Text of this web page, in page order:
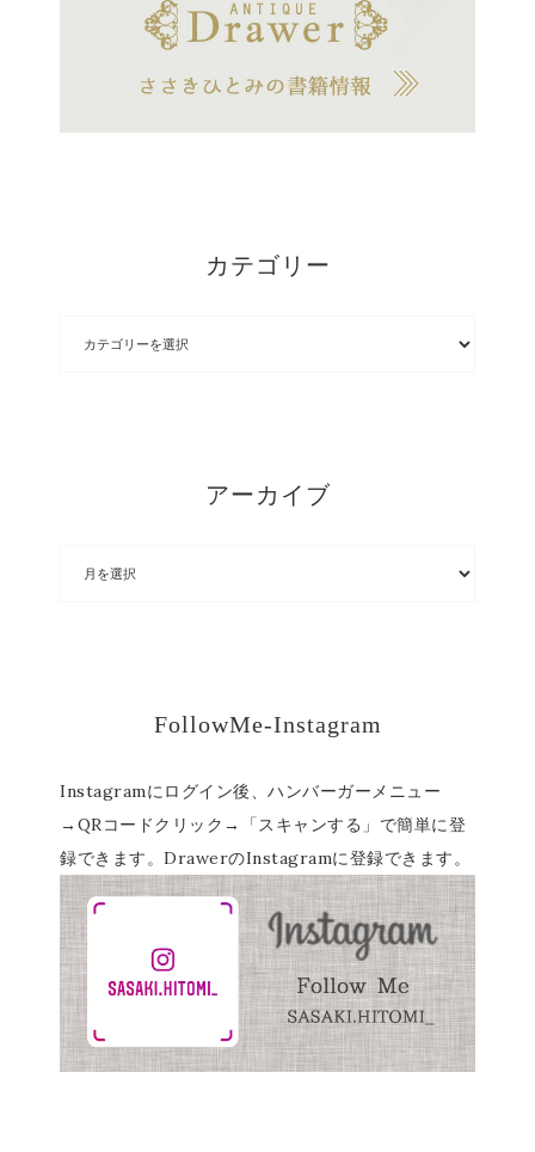
カテゴリー
アーカイブ
FollowMe-Instagram
Instagramにログイン後、ハンバーガーメニュー
→QRコードクリック→「スキャンする」で簡単に登
録できます。DrawerのInstagramに登録できます。